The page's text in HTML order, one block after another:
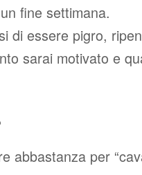
fine settimana.
di essere pigro,
sarai motivato e
abbastanza per